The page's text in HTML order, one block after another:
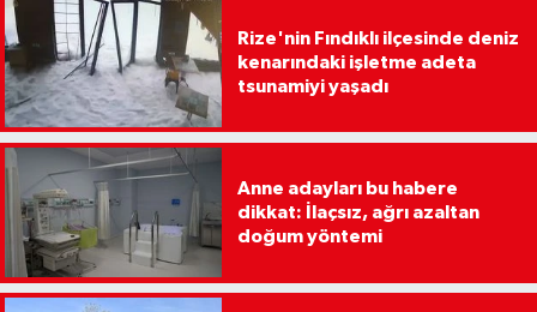
Rize'nin Fındıklı ilçesinde deniz
kenarındaki işletme adeta
tsunamiyi yaşadı
Anne adayları bu habere
dikkat: İlaçsız, ağrı azaltan
doğum yöntemi